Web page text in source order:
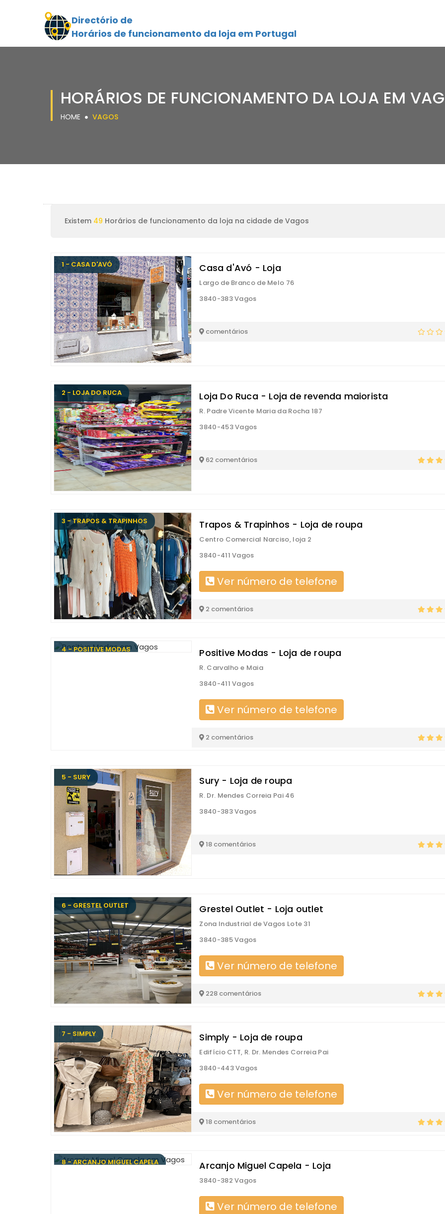
Directório de
Horários de funcionamento da loja em Portugal
HORÁRIOS DE FUNCIONAMENTO DA LOJA EM
HOME VAGOS
Existem 49 Horários de funcionamento da loja na cidade de Vagos
1 - CASA D'AVÓ Casa d'Avó - Loja
Largo de Branco de Melo 76
3840-383 Vagos
comentários
2 - LOJA DO RUCA Loja Do Ruca - Loja de revenda maiorista
R. Padre Vicente Maria da Rocha 187
3840-453 Vagos
62 comentários
3 - TRAPOS & TRAPINHOS Trapos & Trapinhos - Loja de roupa
Centro Comercial Narciso, loja 2
3840-411 Vagos
Ver número de telefone
2 comentários
4 - POSITIVE MODAS Positive Modas - Loja de roupa
R. Carvalho e Maia
3840-411 Vagos
Ver número de telefone
2 comentários
5 - SURY Sury - Loja de roupa
R. Dr. Mendes Correia Pai 46
3840-383 Vagos
18 comentários
6 - GRESTEL OUTLET Grestel Outlet - Loja outlet
Zona Industrial de Vagos Lote 31
3840-385 Vagos
Ver número de telefone
228 comentários
7 - SIMPLY Simply - Loja de roupa
Edifício CTT, R. Dr. Mendes Correia Pai
3840-443 Vagos
Ver número de telefone
18 comentários
8 - ARCANJO MIGUEL CAPELA Arcanjo Miguel Capela - Loja
3840-382 Vagos
Ver número de telefone